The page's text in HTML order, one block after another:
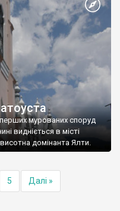
мурованих споруд
видніється в місті
домінанта Ялти.
5 Далі »